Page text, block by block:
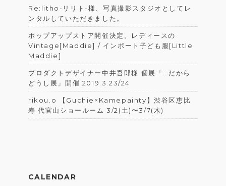
Re:litho-リリト-様、写真撮影スタジオとしてレ
ンタルしていただきました。
ポップアップストア開催決定。レディースの
Vintage[Maddie] / インポート子ども服[Little
Maddie]
プロダクトデザイナー中井吾郎様 個展「…だから
どうし展」開催 2019.3.23/24
rikou.o 【Guchie×Kamepainty】 渋谷区恵比
寿 代官山ショールーム 3/2(土)〜3/7(木)
CALENDAR